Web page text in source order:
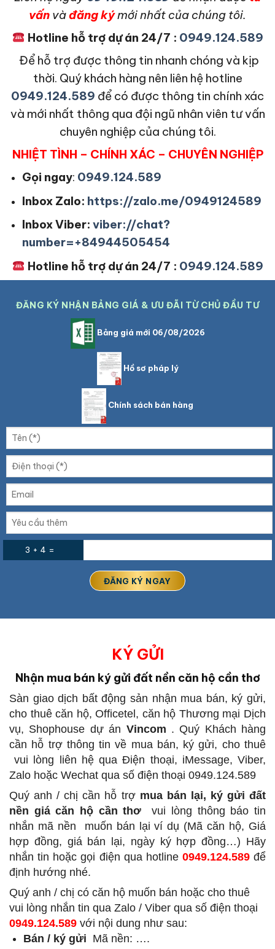
vấn vàđăng kýmới nhất của chúng tôi.
Hotline hỗ trợ dự án 24/7 : 0949.124.589
Để hỗ trợ được thông tin nhanh chóng và kịp
thời. Quý khách hàng nên liên hệ hotline
0949.124.589 để có được thông tin chính xác
và mới nhất thông qua đội ngũ nhân viên tư vấn
chuyên nghiệp của chúng tôi.
NHIỆT TÌNH – CHÍNH XÁC – CHUYÊN NGHIỆP
Gọi ngay: 0949.124.589
Inbox Zalo: https://zalo.me/0949124589
Inbox Viber: viber://chat?
number=+84944505454
Hotline hỗ trợ dự án 24/7 : 0949.124.589
ĐĂNG KÝ NHẬN BẢNG GIÁ & ƯU ĐÃI TỪ CHỦ ĐẦU TƯ
Bảng giá mới 06/08/2026
Hồ sơ pháp lý
Chính sách bán hàng
3 + 4 =
KÝ GỬI
Nhận mua bán ký gửi đất nền căn hộ cần thơ
Sàn giao dịch bất động sản nhận mua bán, ký gửi,
cho thuê căn hộ, Officetel, căn hộ Thương mại Dịch
vụ, Shophouse dự án Vincom .Quý Khách hàng
cần hỗ trợ thông tin về mua bán, ký gửi, cho thuê
vui lòng liên hệ qua Điện thoại, iMessage, Viber,
Zalo hoặc Wechat qua số điện thoại 0949.124.589
Quý anh / chị cần hỗ trợ mua bán lại, ký gửi đất
nền giá căn hộ cần thơ vui lòng thông báo tin
nhắn mã nền
muốn bán lại ví dụ (Mã căn hộ, Giá
hợp đồng, giá bán lại, ngày ký hợp đồng…) Hãy
nhắn tin hoặc gọi điện qua hotline 0949.124.589để
định hướng nhé.
Quý anh / chị có căn hộ muốn bán hoặc cho thuê
vui lòng nhắn tin qua Zalo / Viber qua số điện thoại
0949.124.589 với nội dung như sau:
Bán / ký gửi Mã nền: ….